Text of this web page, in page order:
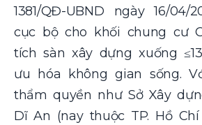
1381/QĐ-UBND ngày 16/04/
cục bộ cho khối chung cư
tích sàn xây dựng xuống
ưu hóa không gian sống.
thẩm quyền như Sở Xây
Dĩ An (nay thuộc TP. Hồ Chí